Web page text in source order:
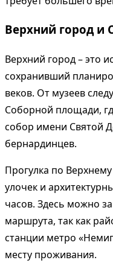
Верхний город и
Верхний город – это
сохранивший
веков. От музеев
Соборной площади,
собор имени Святой
бернардинцев.
Прогулка по
улочек и
часов. Здесь можно
маршрута, так как
станции метро
месту проживания.